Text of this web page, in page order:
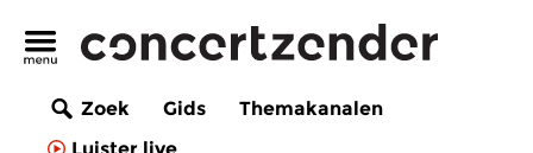
Zoek Gids
Themakanalen